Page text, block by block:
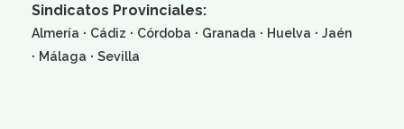
Sindicatos Provinciales:
Almería · Cádiz · Córdoba · Granada · Huelva · Jaén
· Málaga · Sevilla